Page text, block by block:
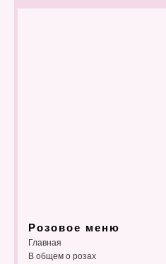
Розовое меню
Главная
В общем о розах